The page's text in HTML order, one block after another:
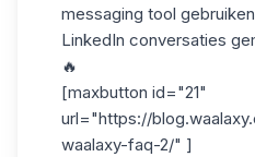
messaging tool
LinkedIn conversaties
🔥
[maxbutton id="21"
url="https://
waalaxy-faq-2/" ]